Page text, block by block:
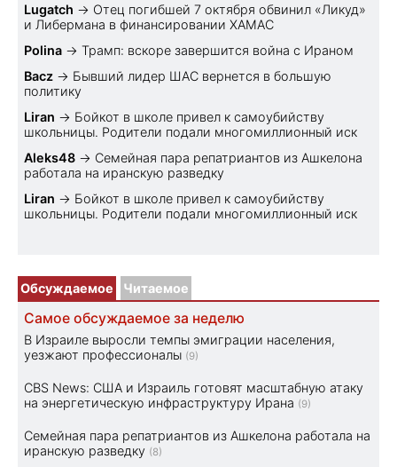
Lugatch → Отец погибшей 7 октября обвинил «Ликуд»
и Либермана в финансировании ХАМАС
Polina → Трамп: вскоре завершится война с Ираном
Bacz → Бывший лидер ШАС вернется в большую
политику
Liran → Бойкот в школе привел к самоубийству
школьницы. Родители подали многомиллионный иск
Aleks48 → Семейная пара репатриантов из Ашкелона
работала на иранскую разведку
Liran → Бойкот в школе привел к самоубийству
школьницы. Родители подали многомиллионный иск
Обсуждаемое Читаемое
Самое обсуждаемое за неделю
В Израиле выросли темпы эмиграции населения,
уезжают профессионалы (9)
CBS News: США и Израиль готовят масштабную атаку
на энергетическую инфраструктуру Ирана (9)
Семейная пара репатриантов из Ашкелона работала на
иранскую разведку (8)